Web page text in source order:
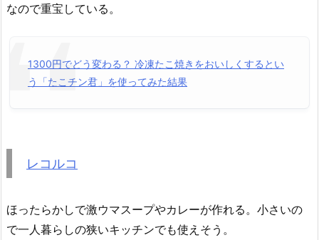
なので重宝している。
1300円でどう変わる？ 冷凍たこ焼きをおいしくするとい
う「たこチン君」を使ってみた結果
レコルコ
ほったらかしで激ウマスープやカレーが作れる。小さいの
で一人暮らしの狭いキッチンでも使えそう。